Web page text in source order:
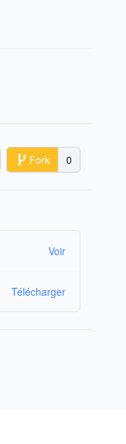
Fork 0
Voir
Télécharger